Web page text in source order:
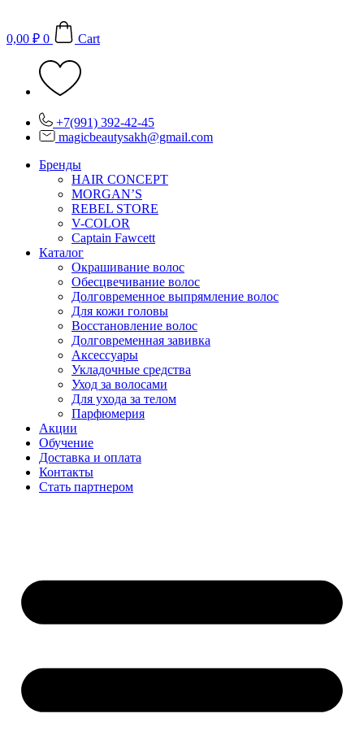
содержимому
0,00 ₽ 0 Cart
+7(991) 392-42-45
magicbeautysakh@gmail.com
Бренды
HAIR CONCEPT
MORGAN’S
REBEL STORE
V-COLOR
Captain Fawcett
Каталог
Окрашивание волос
Обесцвечивание волос
Долговременное выпрямление волос
Для кожи головы
Восстановление волос
Долговременная завивка
Аксессуары
Укладочные средства
Уход за волосами
Для ухода за телом
Парфюмерия
Акции
Обучение
Доставка и оплата
Контакты
Стать партнером